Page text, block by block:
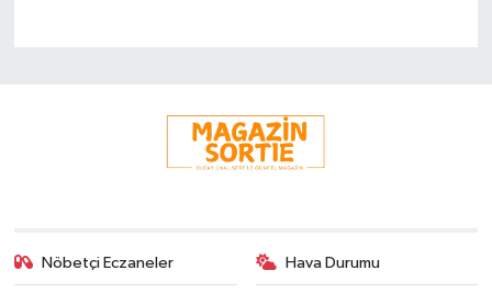
Nöbetçi Eczaneler Hava Durumu